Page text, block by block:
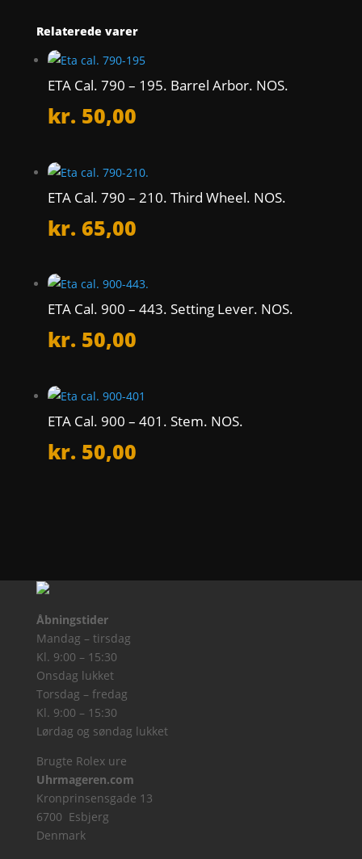
Relaterede varer
ETA Cal. 790 – 195. Barrel Arbor. NOS.
kr. 50,00
ETA Cal. 790 – 210. Third Wheel. NOS.
kr. 65,00
ETA Cal. 900 – 443. Setting Lever. NOS.
kr. 50,00
ETA Cal. 900 – 401. Stem. NOS.
kr. 50,00
Åbningstider
Mandag – tirsdag
Kl. 9:00 – 15:30
Onsdag lukket
Torsdag – fredag
Kl. 9:00 – 15:30
Lørdag og søndag lukket
Brugte Rolex ure
Uhrmageren.com
Kronprinsensgade 13
6700 Esbjerg
Denmark